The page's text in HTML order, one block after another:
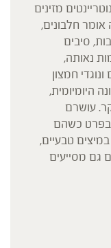
מזינים
חלבונים,
סיבים
נאותה,
חמצון
היומיומית,
עושרם
בפרט כשהם
טבעיים,
גם מסייעים